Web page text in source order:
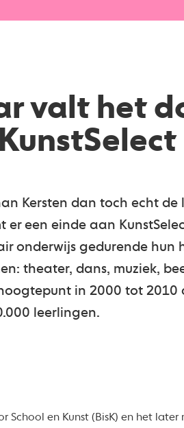
valt het
KunstSelect
Kersten dan toch echt
er een einde aan
onderwijs gedurende hun
theater, dans, muziek,
in 2000 tot 2010
leerlingen.
School en Kunst (BisK) en het